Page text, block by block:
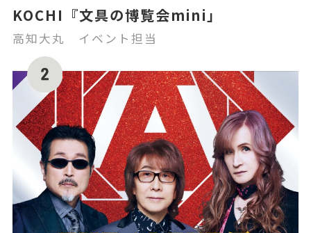
KOCHI『文具の博覧会mini」
高知大丸 イベント担当